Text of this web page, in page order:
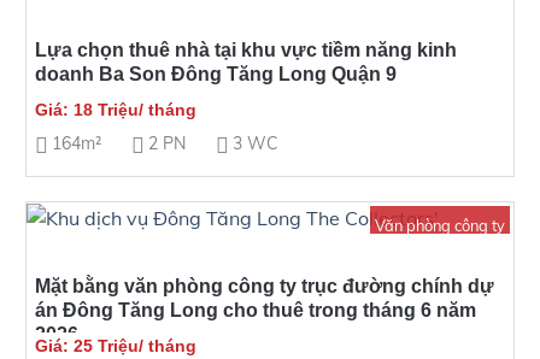
Lựa chọn thuê nhà tại khu vực tiềm năng kinh
doanh Ba Son Đông Tăng Long Quận 9
Giá: 18 Triệu/ tháng
164m² 2 PN 3 WC
Văn phòng công ty
Mặt bằng văn phòng công ty trục đường chính dự
án Đông Tăng Long cho thuê trong tháng 6 năm
2026
Giá: 25 Triệu/ tháng